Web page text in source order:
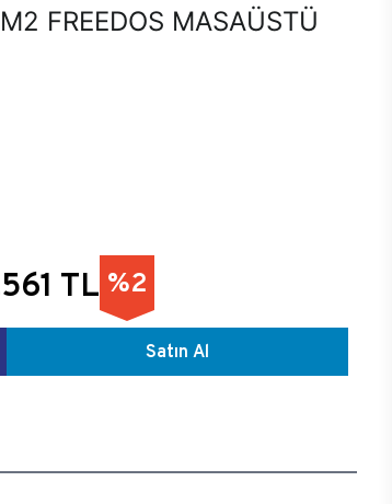
FREEDOS MASAÜSTÜ
TL %2
Satın Al